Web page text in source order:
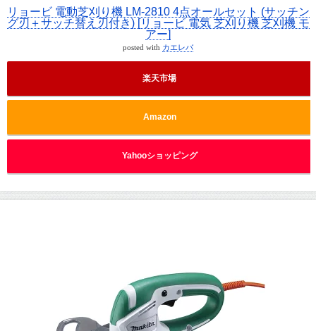
リョービ 電動芝刈り機 LM-2810 4点オールセット (サッチン
グ刃＋サッチ替え刃付き) [リョービ 電気 芝刈り機 芝刈機 モ
アー]
posted with カエレバ
楽天市場
Amazon
Yahooショッピング